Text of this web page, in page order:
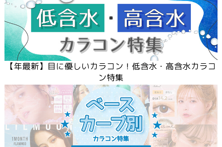
【 年最新】目に優しいカラコン！低含水・高含水カラコ
ン特集